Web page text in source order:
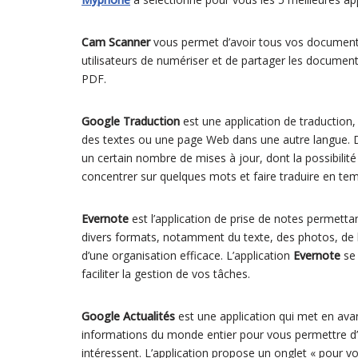
Cam Scannervous permet d’avoir tous vos
utilisateurs de numériser et de partager les
PDF.
Google Traduction est une application de
des textes ou une page Web dans une autre langue.
un certain nombre de mises à jour, dont la
concentrer sur quelques mots et faire traduire en
Evernote est l’application de prise de notes
divers formats, notamment du texte, des photos, de
d’une organisation efficace. L’application Evernote
faciliter la gestion de vos tâches.
Google Actualités est une application qui met en
informations du monde entier pour vous permettre
intéressent. L’application propose un onglet « pour